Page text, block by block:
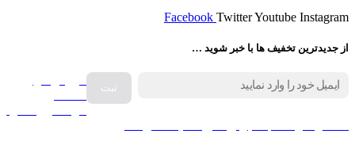
Facebook TwitterYoutube Instagram
از جدیدترین تخفیف ها با خبر شوید …
فروش انواع